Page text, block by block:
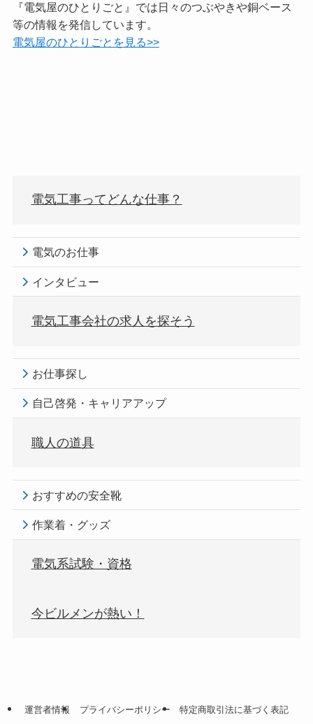
『電気屋のひとりごと』では日々のつぶやきや銅ベース
等の情報を発信しています。
電気屋のひとりごとを見る>>
電気工事ってどんな仕事？
電気のお仕事
インタビュー
電気工事会社の求人を探そう
お仕事探し
自己啓発・キャリアアップ
職人の道具
おすすめの安全靴
作業着・グッズ
電気系試験・資格
今ビルメンが熱い！
運営者情報 プライバシーポリシー
特定商取引法に基づく表記